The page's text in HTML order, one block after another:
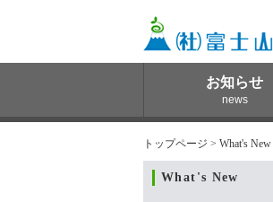
お知らせ
news
トップページ > What's New
What's New